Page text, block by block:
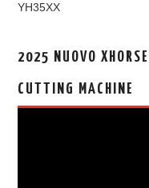
YH35XX
2025 NUOVO
CUTTING MACHINE